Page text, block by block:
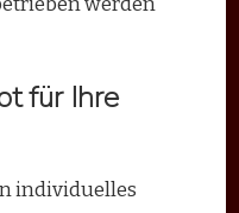
für Ihre
individuelles